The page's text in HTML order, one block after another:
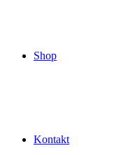
Shop
Kontakt